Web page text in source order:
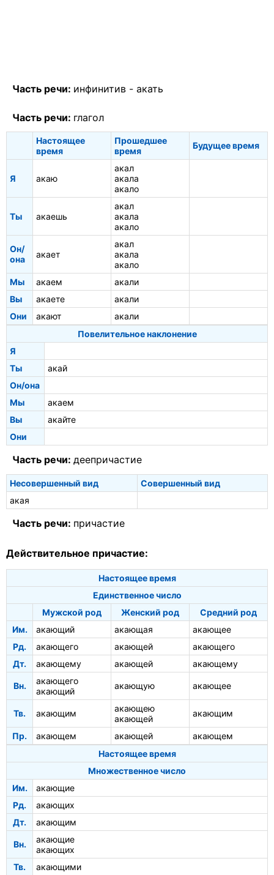
Часть речи: инфинитив - акать
Часть речи: глагол
Настоящее
время
Прошедшее
время
Будущее время
Я акаю
акал
акала
акало
Ты акаешь
акал
акала
акало
Он/
она
акает
акал
акала
акало
Мы
акаем
акали
Вы
акаете
акали
Они
акают
акали
Повелительное наклонение
Я
Ты
акай
Он/она
Мы
акаем
Вы
акайте
Они
Часть речи: деепричастие
Несовершенный вид
Совершенный вид
акая
Часть речи: причастие
Действительное причастие:
Настоящее время
Единственное число
Мужской род
Женский род
Средний род
Им.
акающий акающая
акающее
Рд.
акающего акающей
акающего
Дт.
акающему акающей акающему
Вн.
акающего
акающий
акающую акающее
Тв. акающим
акающею
акающей
акающим
Пр. акающем акающей
акающем
Настоящее время
Множественное число
Им.
акающие
Рд.
акающих
Дт.
акающим
Вн.
акающие
акающих
Тв.
акающими